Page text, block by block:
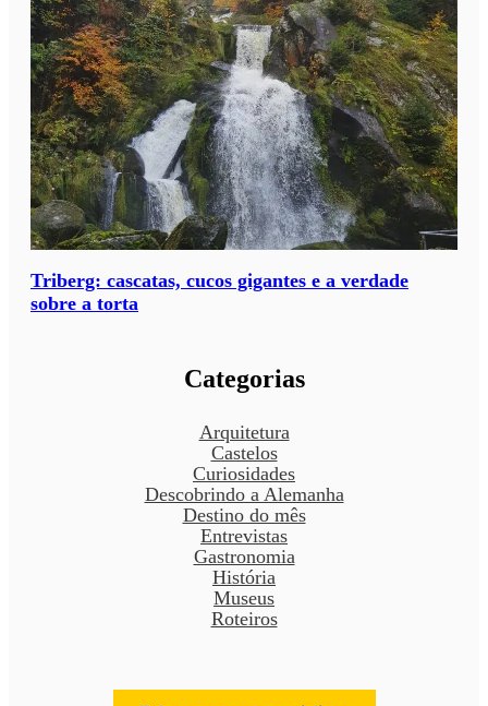
Triberg: cascatas, cucos gigantes e a verdade
sobre a torta
Categorias
Arquitetura
Castelos
Curiosidades
Descobrindo a Alemanha
Destino do mês
Entrevistas
Gastronomia
História
Museus
Roteiros